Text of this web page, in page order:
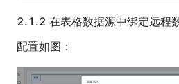
2.1.2 在表格数据源中绑定远程
配置如图：